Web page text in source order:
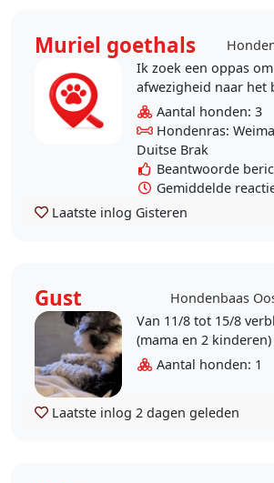
Muriel goethals
Ik zoek een oppas
afwezigheid naar het
te wonen. We wonen
domein waar honden
rondlopen en ook
Aantal honden: 3
Hondenras:
Duitse Brak
Beantwoorde
Gemiddelde
Laatste inlog Gisteren
Gust
Hondenbaas
Van 11/8 tot 15/8
(mama en 2
Oostduinkerke-bad.
Aantal honden: 1
Laatste inlog 2 dagen geleden